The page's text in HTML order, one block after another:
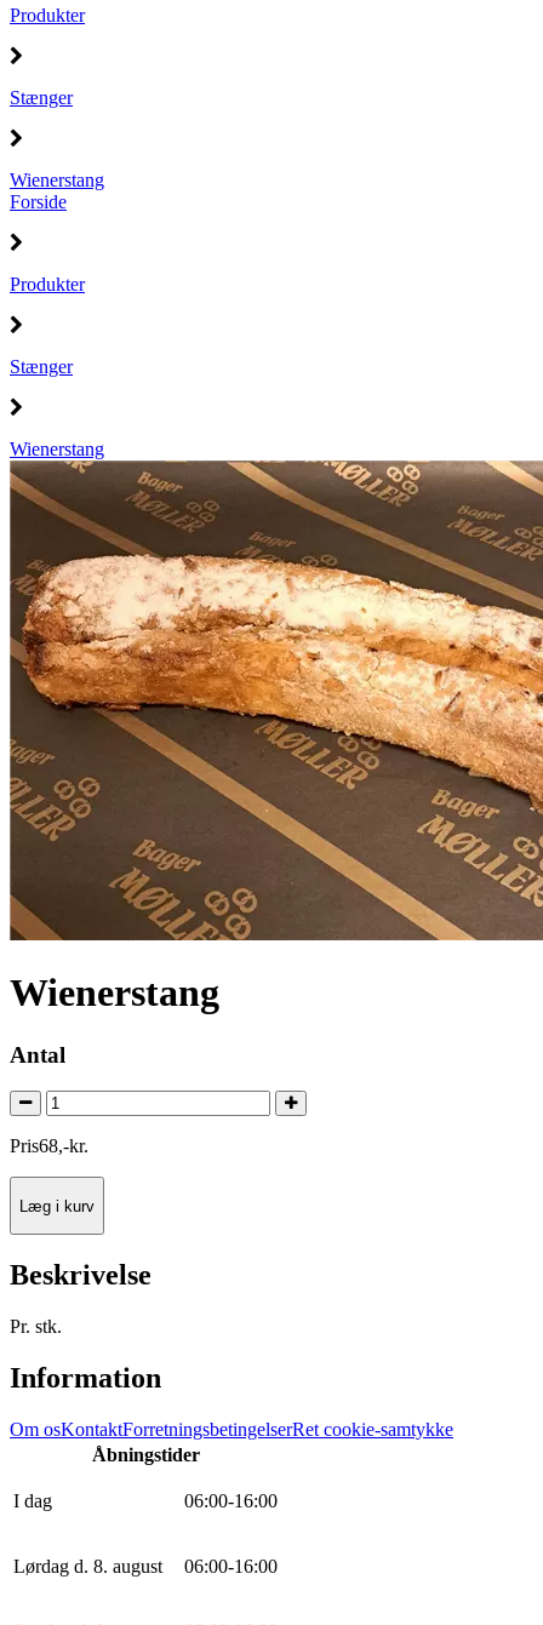
Produkter
Stænger
Wienerstang
Forside
Produkter
Stænger
Wienerstang
Wienerstang
Antal
Pris68,-kr.
Læg i kurv
Beskrivelse
Pr. stk.
Information
Om osKontaktForretningsbetingelserRet cookie-samtykke
Åbningstider
I dag 06:00-16:00
Lørdag d. 8. august 06:00-16:00